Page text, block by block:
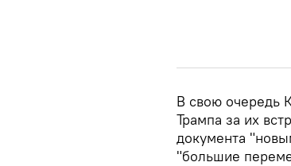
В свою очередь
Трампа за их
документа
"большие